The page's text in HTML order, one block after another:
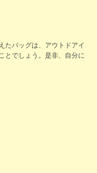
たバッグは、アウトドアイ
とでしょう。是非、自分に